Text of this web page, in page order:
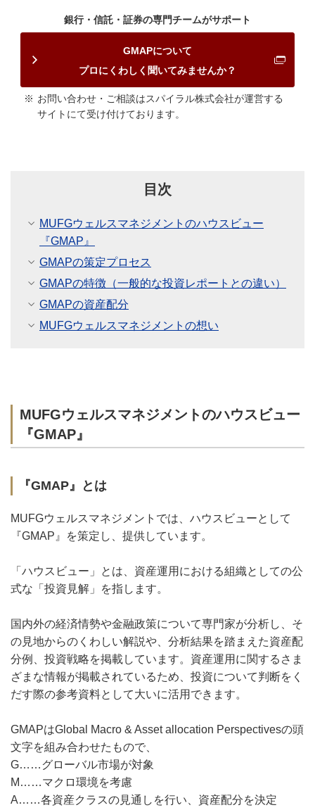
銀行・信託・証券の専門チームがサポート
GMAPについて
プロにくわしく聞いてみませんか？
お問い合わせ・ご相談はスパイラル株式会社が運営する
サイトにて受け付けております。
目次
MUFGウェルスマネジメントのハウスビュー
『GMAP』
GMAPの策定プロセス
GMAPの特徴（一般的な投資レポートとの違い）
GMAPの資産配分
MUFGウェルスマネジメントの想い
MUFGウェルスマネジメントのハウスビュー
『GMAP』
『GMAP』とは
MUFGウェルスマネジメントでは、ハウスビューとして
『GMAP』を策定し、提供しています。
「ハウスビュー」とは、資産運用における組織としての公
式な「投資見解」を指します。
国内外の経済情勢や金融政策について専門家が分析し、そ
の見地からのくわしい解説や、分析結果を踏まえた資産配
分例、投資戦略を掲載しています。資産運用に関するさま
ざまな情報が掲載されているため、投資について判断をく
だす際の参考資料として大いに活用できます。
GMAPはGlobal Macro & Asset allocation Perspectivesの頭
文字を組み合わせたもので、
G……グローバル市場が対象
M……マクロ環境を考慮
A……各資産クラスの見通しを行い、資産配分を決定